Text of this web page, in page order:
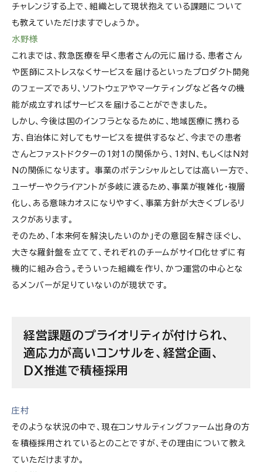
チャレンジする上で、組織として現状抱えている課題について
も教えていただけますでしょうか。
水野様
これまでは、救急医療を早く患者さんの元に届ける、患者さん
や医師にストレスなくサービスを届けるといったプロダクト開発
のフェーズであり、ソフトウェアやマーケティングなど各々の機
能が成立すればサービスを届けることができました。
しかし、今後は国のインフラとなるために、地域医療に携わる
方、自治体に対してもサービスを提供するなど、今までの患者
さんとファストドクターの1対1の関係から、1対N、もしくはN対
Nの関係になります。 事業のポテンシャルとしては高い一方で、
ユーザーやクライアントが多岐に渡るため、事業が複雑化・複層
化し、ある意味カオスになりやすく、事業方針が大きくブレるリ
スクがあります。
そのため、「本来何を解決したいのか」その意図を解きほぐし、
大きな羅針盤を立てて、それぞれのチームがサイロ化せずに有
機的に組み合う。そういった組織を作り、かつ運営の中心とな
るメンバーが足りていないのが現状です。
経営課題のプライオリティが付けられ、
適応力が高いコンサルを、経営企画、
DX推進で積極採用
庄村
そのような状況の中で、現在コンサルティングファーム出身の方
を積極採用されているとのことですが、その理由について教え
ていただけますか。